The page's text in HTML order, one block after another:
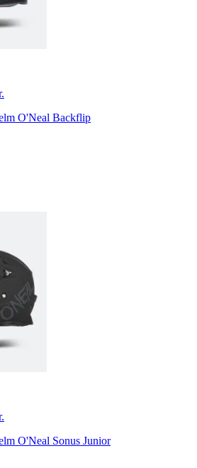
O'Neal Backflip
O'Neal Sonus Junior